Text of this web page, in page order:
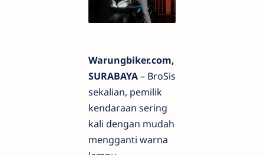
Warungbiker.com,
SURABAYA– BroSis
sekalian, pemilik
kendaraan sering
kali dengan mudah
mengganti warna